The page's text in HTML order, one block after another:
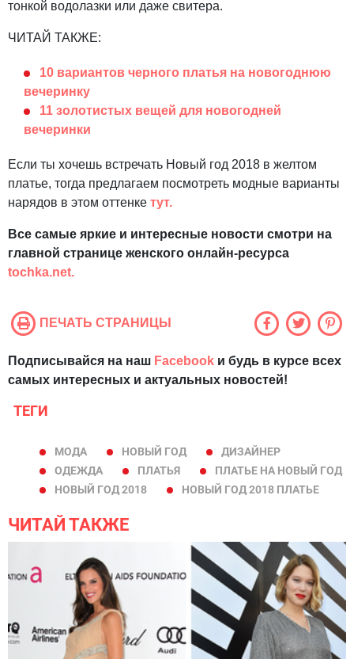
тонкой водолазки или даже свитера.
ЧИТАЙ ТАКЖЕ:
10 вариантов черного платья на новогоднюю
вечеринку
11 золотистых вещей для новогодней
вечеринки
Если ты хочешь встречать Новый год 2018 в желтом
платье, тогда предлагаем посмотреть модные варианты
нарядов в этом оттенке тут.
Все самые яркие и интересные новости смотри на
главной странице женского онлайн-ресурса
tochka.net.
ПЕЧАТЬ СТРАНИЦЫ
Подписывайся на наш Facebook и будь в курсе всех
самых интересных и актуальных новостей!
ТЕГИ
МОДА НОВЫЙ ГОД
ДИЗАЙНЕР
ОДЕЖДА
ПЛАТЬЯ
ПЛАТЬЕ НА НОВЫЙ ГОД
НОВЫЙ ГОД 2018
НОВЫЙ ГОД 2018 ПЛАТЬЕ
ЧИТАЙ ТАКЖЕ